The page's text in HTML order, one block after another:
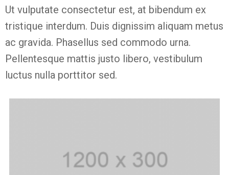
Ut vulputate consectetur est, at bibendum ex
tristique interdum. Duis dignissim aliquam metus
ac gravida. Phasellus sed commodo urna.
Pellentesque mattis justo libero, vestibulum
luctus nulla porttitor sed.